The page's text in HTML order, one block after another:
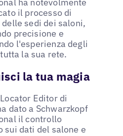
il processo di
sedi dei saloni,
precisione e
l'esperienza degli
la sua rete.
la tua magia
Editor di
dato a Schwarzkopf
il controllo
sui dati del salone e